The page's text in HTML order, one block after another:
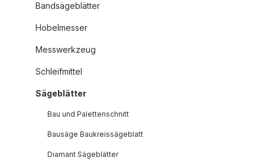
Bandsägeblätter
Hobelmesser
Messwerkzeug
Schleifmittel
Sägeblätter
Bau und Palettenschnitt
Bausäge Baukreissägeblatt
Diamant Sägeblätter